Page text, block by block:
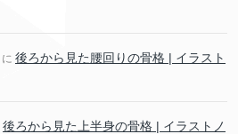
に 後ろから見た腰回りの骨格 | イラスト
後ろから見た上半身の骨格 | イラストノ